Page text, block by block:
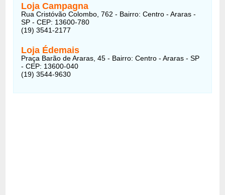
Loja Campagna
Rua Cristóvão Colombo, 762 - Bairro: Centro - Araras -
SP - CEP: 13600-780
(19) 3541-2177
Loja Édemais
Praça Barão de Araras, 45 - Bairro: Centro - Araras - SP
- CEP: 13600-040
(19) 3544-9630